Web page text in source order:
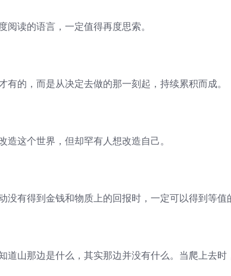
阅读的语言，一定值得再度思索。
有的，而是从决定去做的那一刻起，持续累积而成。
造这个世界，但却罕有人想改造自己。
没有得到金钱和物质上的回报时，一定可以得到等值
道山那边是什么，其实那边并没有什么。当爬上去时